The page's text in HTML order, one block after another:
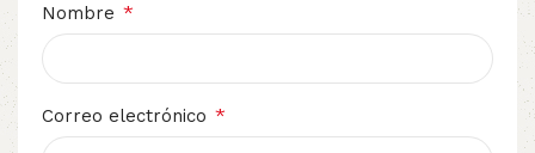
Nombre *
Correo electrónico *